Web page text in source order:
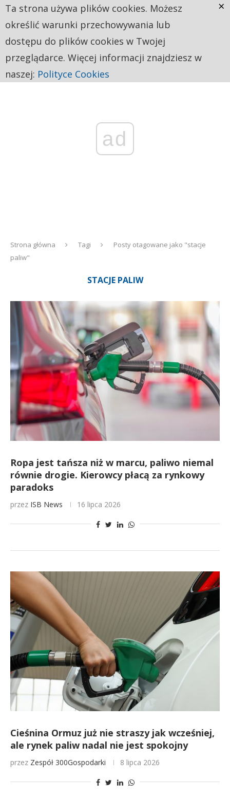
ad
Strona główna Tagi
Posty otagowane jako "stacje
paliw"
STACJE PALIW
Ropa jest tańsza niż w marcu, paliwo niemal
równie drogie. Kierowcy płacą za rynkowy
paradoks
przez ISB News 16 lipca 2026
Cieśnina Ormuz już nie straszy jak wcześniej,
ale rynek paliw nadal nie jest spokojny
przez Zespół 300Gospodarki 8 lipca 2026
Ta strona używa plików cookies. Możesz
określić warunki przechowywania lub
dostępu do plików cookies w Twojej
przeglądarce. Więcej informacji znajdziesz w
naszej: Polityce Cookies
×